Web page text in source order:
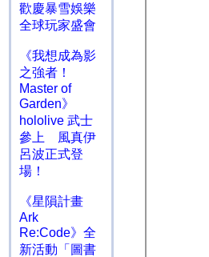
歡慶暴雪娛樂
全球玩家盛會
《我想成為影
之強者！
Master of
Garden》
hololive 武士
參上 風真伊
呂波正式登
場！
《星隕計畫
Ark
Re:Code》全
新活動「圖書